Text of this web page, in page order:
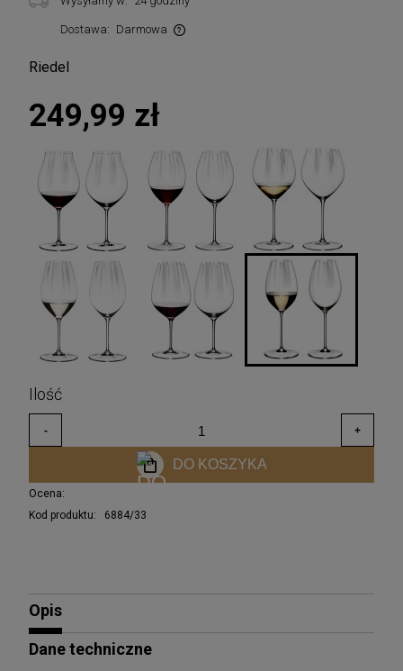
Dostawa: Darmowa
Riedel
249,99 zł
DO KOSZYKA
Ocena:
Kod produktu:
6884/33
Opis
Dane techniczne